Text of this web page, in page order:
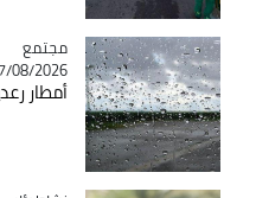
Catégorie
مجتمع
07/08/2026 - 15:37
أمطار